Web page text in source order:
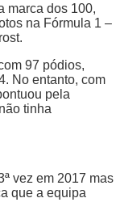
marca dos 100,
na Fórmula 1 –
97 pódios,
No entanto, com
pela
tinha
vez em 2017 mas
que a equipa